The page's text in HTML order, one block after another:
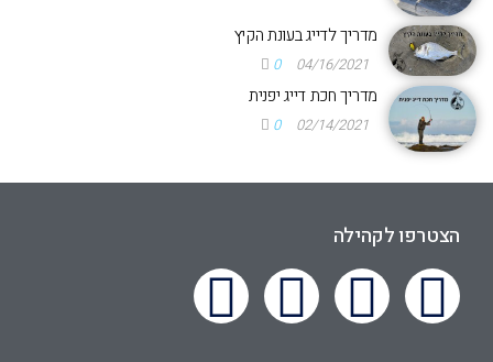
מדריך לדייג בעונת הקיץ
04/16/2021
0
מדריך חכת דייג יפנית
02/14/2021
0
הצטרפו לקהילה